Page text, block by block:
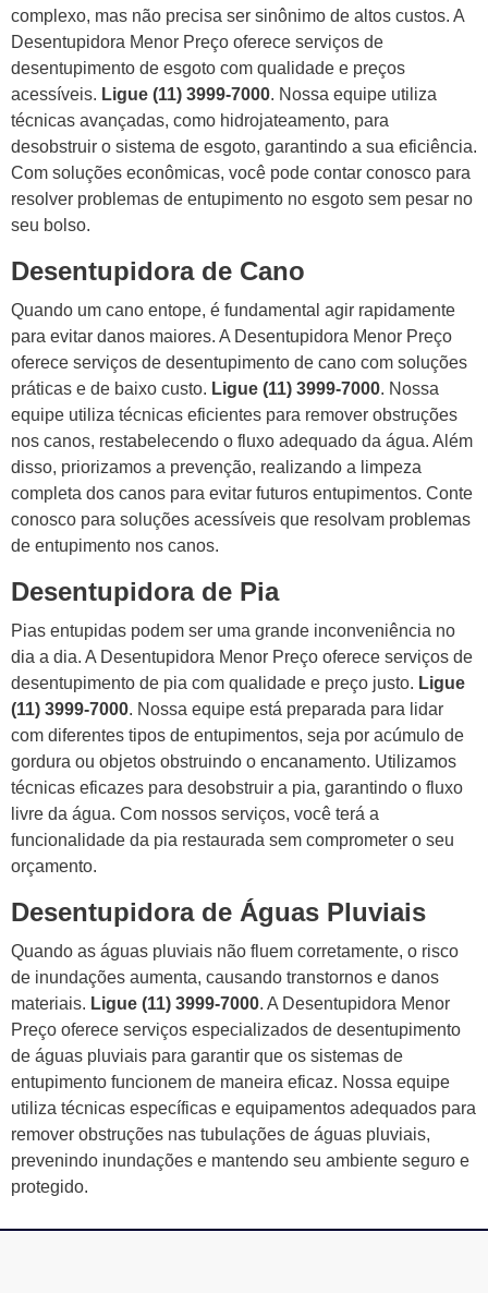
complexo, mas não precisa ser sinônimo de altos custos. A
Desentupidora Menor Preço oferece serviços de
desentupimento de esgoto com qualidade e preços
acessíveis. Ligue (11) 3999-7000. Nossa equipe utiliza
técnicas avançadas, como hidrojateamento, para
desobstruir o sistema de esgoto, garantindo a sua eficiência.
Com soluções econômicas, você pode contar conosco para
resolver problemas de entupimento no esgoto sem pesar no
seu bolso.
Desentupidora de Cano
Quando um cano entope, é fundamental agir rapidamente
para evitar danos maiores. A Desentupidora Menor Preço
oferece serviços de desentupimento de cano com soluções
práticas e de baixo custo. Ligue (11) 3999-7000. Nossa
equipe utiliza técnicas eficientes para remover obstruções
nos canos, restabelecendo o fluxo adequado da água. Além
disso, priorizamos a prevenção, realizando a limpeza
completa dos canos para evitar futuros entupimentos. Conte
conosco para soluções acessíveis que resolvam problemas
de entupimento nos canos.
Desentupidora de Pia
Pias entupidas podem ser uma grande inconveniência no
dia a dia. A Desentupidora Menor Preço oferece serviços de
desentupimento de pia com qualidade e preço justo. Ligue
(11) 3999-7000. Nossa equipe está preparada para lidar
com diferentes tipos de entupimentos, seja por acúmulo de
gordura ou objetos obstruindo o encanamento. Utilizamos
técnicas eficazes para desobstruir a pia, garantindo o fluxo
livre da água. Com nossos serviços, você terá a
funcionalidade da pia restaurada sem comprometer o seu
orçamento.
Desentupidora de Águas Pluviais
Quando as águas pluviais não fluem corretamente, o risco
de inundações aumenta, causando transtornos e danos
materiais. Ligue (11) 3999-7000. A Desentupidora Menor
Preço oferece serviços especializados de desentupimento
de águas pluviais para garantir que os sistemas de
entupimento funcionem de maneira eficaz. Nossa equipe
utiliza técnicas específicas e equipamentos adequados para
remover obstruções nas tubulações de águas pluviais,
prevenindo inundações e mantendo seu ambiente seguro e
protegido.